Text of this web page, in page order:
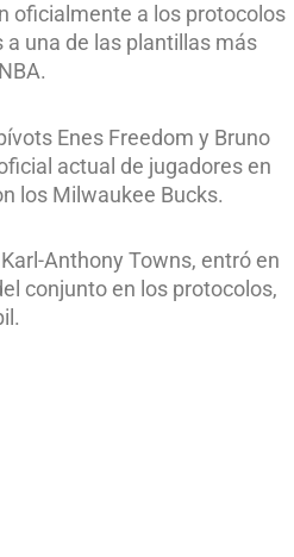
oficialmente a los protocolos
a una de las plantillas más
Enes Freedom y Bruno
actual de jugadores en
los Milwaukee Bucks.
Anthony Towns, entró en
conjunto en los protocolos,